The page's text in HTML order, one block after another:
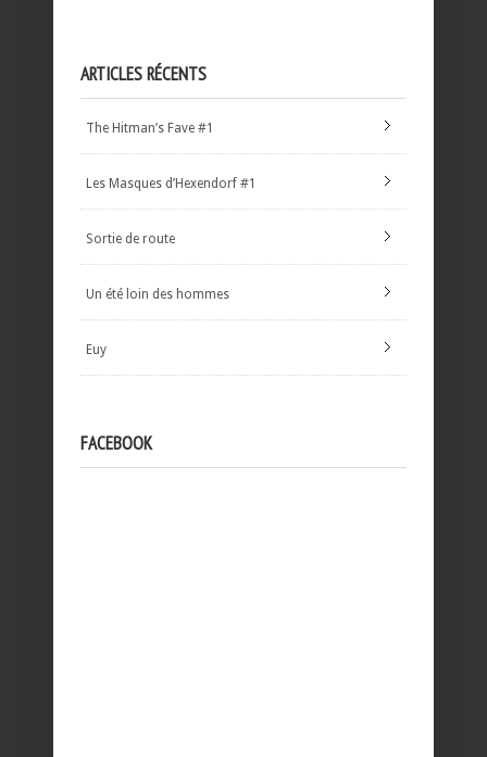
ARTICLES RÉCENTS
The Hitman’s Fave #1
Les Masques d’Hexendorf #1
Sortie de route
Un été loin des hommes
Euy
FACEBOOK